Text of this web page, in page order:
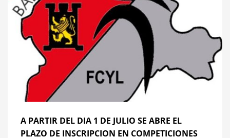
A PARTIR DEL DIA 1 DE JULIO SE ABRE EL
PLAZO DE INSCRIPCION EN COMPETICIONES